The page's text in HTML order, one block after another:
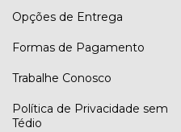
Opções de Entrega
Formas de Pagamento
Trabalhe Conosco
Política de Privacidade sem
Tédio